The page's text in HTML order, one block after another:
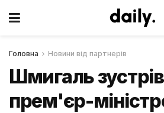
Головна Новини від партнерів
Шмигаль
прем'єр-